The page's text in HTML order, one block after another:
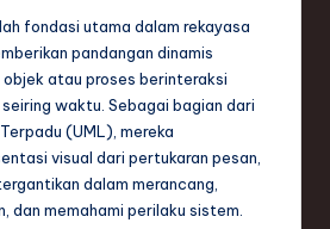
fondasi utama dalam rekayasa
pandangan dinamis
atau proses berinteraksi
waktu. Sebagai bagian dari
(UML), mereka
visual dari pertukaran pesan,
dalam merancang,
dan memahami perilaku sistem.